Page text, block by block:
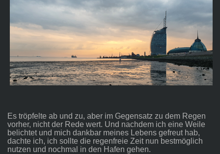
Es tröpfelte ab und zu, aber im Gegensatz zu dem Regen
vorher, nicht der Rede wert. Und nachdem ich eine Weile
belichtet und mich dankbar meines Lebens gefreut hab,
dachte ich, ich sollte die regenfreie Zeit nun bestmöglich
nutzen und nochmal in den Hafen gehen.